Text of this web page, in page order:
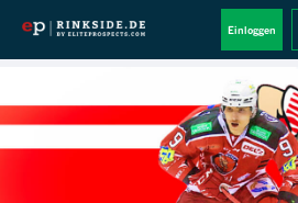
Einloggen